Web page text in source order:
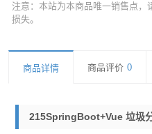
注意：本站为本商品唯一销售点
损失。
商品详情 商品评价 0
215SpringBoot+vue 垃圾